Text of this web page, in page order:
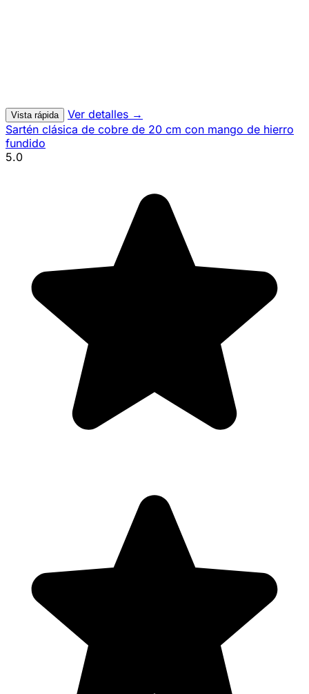
Vista rápida
Ver detalles →
Sartén clásica de cobre de 20 cm con mango de hierro
fundido
5.0